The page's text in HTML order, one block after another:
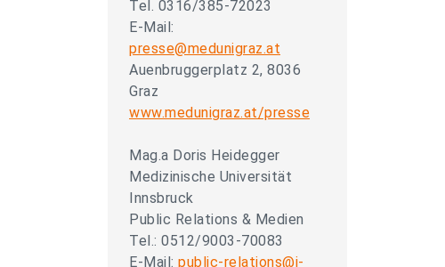
Tel. 0316/385-72023
E-Mail:
presse@medunigraz.at
Auenbruggerplatz 2, 8036
Graz
www.medunigraz.at/presse
Mag.a Doris Heidegger
Medizinische Universität
Innsbruck
Public Relations & Medien
Tel.: 0512/9003-70083
E-Mail: public-relations@i-